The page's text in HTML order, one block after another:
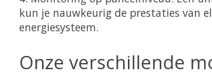
kun je nauwkeurig de prestaties van
energiesysteem.
Onze verschillende